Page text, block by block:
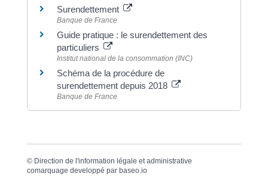
Surendettement
Banque de France
Guide pratique : le surendettement des
particuliers
Institut national de la consommation (INC)
Schéma de la procédure de
surendettement depuis 2018
Banque de France
© Direction de l'information légale et administrative
comarquage developpé par baseo.io